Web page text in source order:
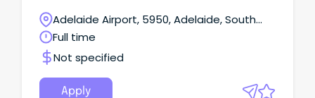
／保険美容／健康マネー法律／ビザ就職／転職電話／通
信自動車ショッピング不動産／住宅／引越冠婚葬祭エン
タメ／スポーツビジネス日系コミュニティ クーポンは無
料会員の限定サービスです 既にアカウントをお持ちの方
ログインする はじめてご利用の方（新規会員登録） 新規
会員登録 MENU 詳細を見る ビーチ、島 求人情報 観光 ホ
テル、宿泊施設 大学 シティガイド、地域情報 ウェブサイ
Adelaide Airport, 5950, Adelaide, South
Australia
Full time
Not specified
Apply